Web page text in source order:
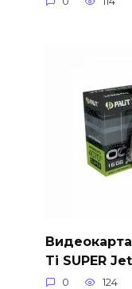
Ti SUPER
0 124